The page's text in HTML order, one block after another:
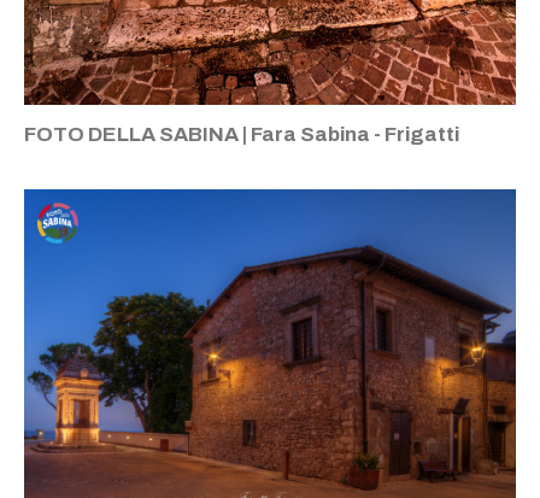
FOTO DELLA SABINA | Fara Sabina - Frigatti